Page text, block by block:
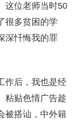
这位老师当时50
很多贫困的学
深忏悔我的罪
作后，我也是经
粘贴色情广告趁
被搭讪，中外籍